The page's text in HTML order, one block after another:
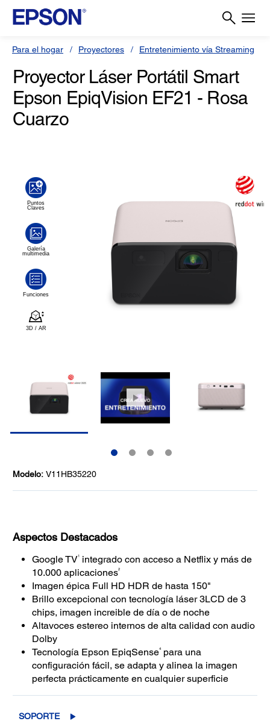
Para el hogar Proyectores Entretenimiento vía Streaming
Proyector Láser Portátil Smart
Epson EpiqVision EF21 - Rosa
Cuarzo
Modelo: V11HB35220
Aspectos Destacados
Google TV1
integrado con acceso a Netflix y más de
10.000 aplicaciones2
Imagen épica Full HD HDR de hasta 150"
Brillo excepcional con tecnología láser 3LCD de 3
chips, imagen increible de día o de noche
Altavoces estereo internos de alta calidad con audio
Dolby
Tecnología Epson EpiqSense4
para una
configuración fácil, se adapta y alinea la imagen
perfecta prácticamente en cualquier superficie
SOPORTE